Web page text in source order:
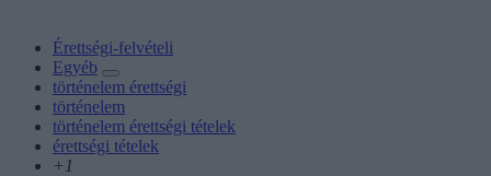
Érettségi-felvételi
Egyéb
történelem érettségi
történelem
történelem érettségi tételek
érettségi tételek
+1